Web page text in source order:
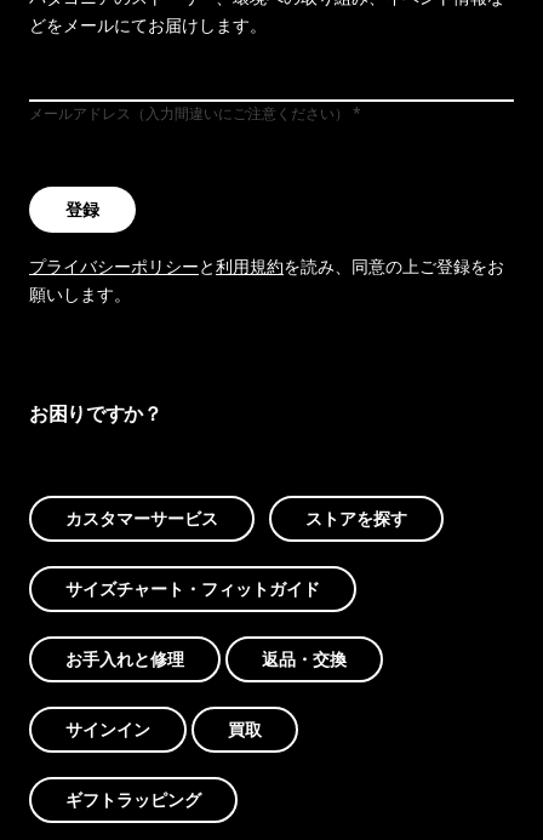
どをメールにてお届けします。
メールアドレス（入力間違いにご注意ください）
登録
プライバシーポリシーと利用規約を読み、同意の上ご登録をお
願いします。
お困りですか？
カスタマーサービス ストアを探す
サイズチャート・フィットガイド
お手入れと修理 返品・交換
サインイン 買取
ギフトラッピング